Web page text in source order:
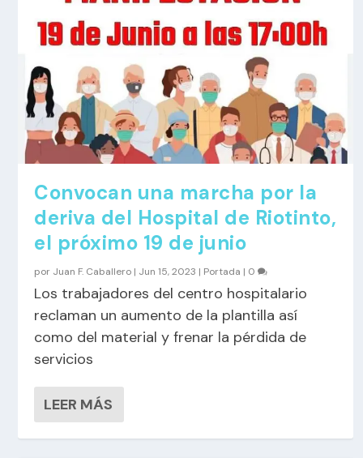
Convocan una marcha por la
deriva del Hospital de Riotinto,
el próximo 19 de junio
por Juan F. Caballero | Jun 15, 2023 | Portada | 0
Los trabajadores del centro hospitalario
reclaman un aumento de la plantilla así
como del material y frenar la pérdida de
servicios
LEER MÁS